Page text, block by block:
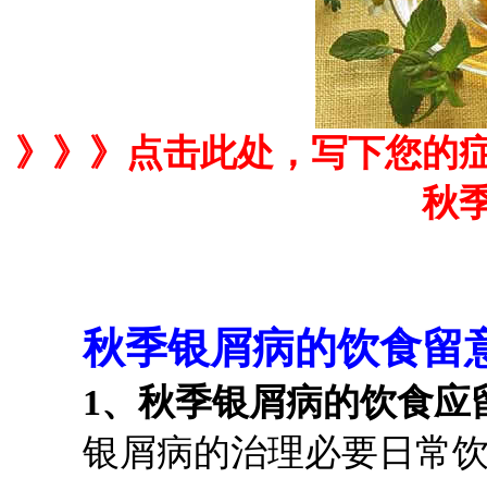
》》》 点击此处，写下您的
秋
秋季银屑病的饮食留
1、秋季银屑病的饮食应
银屑病的治理必要日常饮